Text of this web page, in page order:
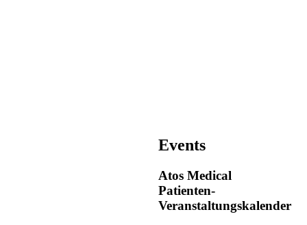
Events
Atos Medical
Patienten-
Veranstaltungskalender